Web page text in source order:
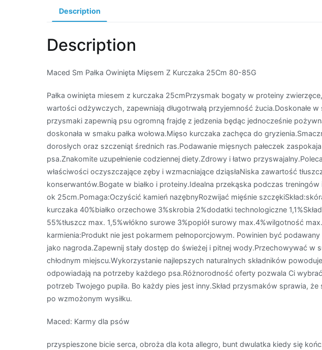
Description
Description
Maced Sm Pałka Owinięta Mięsem Z Kurczaka 25Cm 80-85G
Pałka owinięta miesem z kurczaka 25cmPrzysmak bogaty w proteiny
wartości odżywczych, zapewniają długotrwałą przyjemność żucia.Doskonałe
przysmaki zapewnią psu ogromną frajdę z jedzenia będąc jednocześnie
doskonała w smaku pałka wołowa.Mięso kurczaka zachęca do
dorosłych oraz szczeniąt średnich ras.Podawanie mięsnych pałeczek
psa.Znakomite uzupełnienie codziennej diety.Zdrowy i łatwo
właściwości oczyszczające zęby i wzmacniające dziąsłaNiska zawartość
konserwantów.Bogate w białko i proteiny.Idealna przekąska podczas
ok 25cm.Pomaga:Oczyścić kamień nazębnyRozwijać mięśnie
kurczaka 40%białko orzechowe 3%skrobia 2%dodatki technologiczne
55%tłuszcz max. 1,5%włókno surowe 3%popiół surowy max.4%wilgotność
karmienia:Produkt nie jest pokarmem pełnoporcjowym. Powinien być podawany
jako nagroda.Zapewnij stały dostęp do świeżej i pitnej wody.Przechowywać w
chłodnym miejscu.Wykorzystanie najlepszych naturalnych składników
odpowiadają na potrzeby każdego psa.Różnorodność oferty pozwala Ci
potrzeb Twojego pupila. Bo każdy pies jest inny.Skład przysmaków sprawia, że
po wzmożonym wysiłku.
Maced: Karmy dla psów
przyspieszone bicie serca, obroża dla kota allegro, bunt dwulatka kiedy się